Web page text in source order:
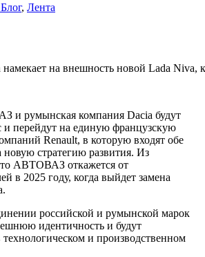
Блог, Лента
на внешность новой Lada Niva,
и румынская компания Dacia будут
и перейдут на единую французскую
Renault, в которую входят обе
новую стратегию развития. Из
АВТОВАЗ откажется от
в 2025 году, когда выйдет замена
российской и румынской марок
идентичность и будут
и производственном